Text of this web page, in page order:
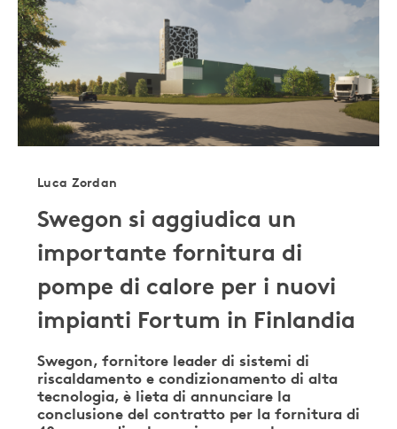
Luca Zordan
Swegon si aggiudica un
importante fornitura di
pompe di calore per i nuovi
impianti Fortum in Finlandia
Swegon, fornitore leader di sistemi di
riscaldamento e condizionamento di alta
tecnologia, è lieta di annunciare la
conclusione del contratto per la fornitura di